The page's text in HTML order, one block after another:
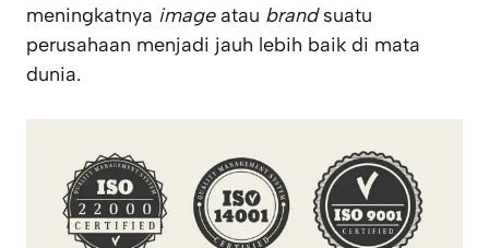
meningkatnya imageatau brandsuatu
perusahaan menjadi jauh lebih baik di mata
dunia.